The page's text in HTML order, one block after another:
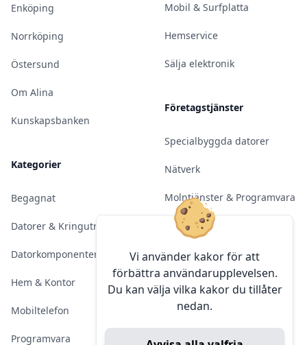
Vi använder kakor för att
förbättra användarupplevelsen.
Du kan välja vilka kakor du tillåter
nedan.
Enköping
Norrköping
Östersund
Om Alina
Kunskapsbanken
Kategorier
Begagnat
Datorer & Kringutrustning
Datorkomponenter
Hem & Kontor
Mobiltelefon
Programvara
Mobil & Surfplatta
Hemservice
Sälja elektronik
Företagstjänster
Specialbyggda datorer
Nätverk
Molntjänster & Programvara
Server & Backup
Kameraövervakning
Konferens & Public Display
Sälja elektronik